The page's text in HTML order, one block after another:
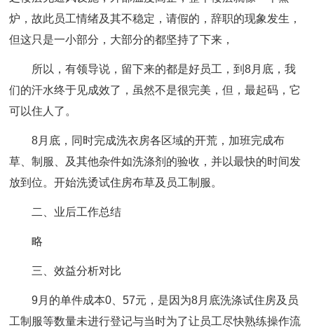
炉，故此员工情绪及其不稳定，请假的，辞职的现象发生，
但这只是一小部分，大部分的都坚持了下来，
所以，有领导说，留下来的都是好员工，到8月底，我
们的汗水终于见成效了，虽然不是很完美，但，最起码，它
可以住人了。
8月底，同时完成洗衣房各区域的开荒，加班完成布
草、制服、及其他杂件如洗涤剂的验收，并以最快的时间发
放到位。开始洗烫试住房布草及员工制服。
二、业后工作总结
略
三、效益分析对比
9月的单件成本0、57元，是因为8月底洗涤试住房及员
工制服等数量未进行登记与当时为了让员工尽快熟练操作流